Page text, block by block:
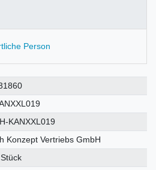
Person
KANXXL019
Konzept Vertriebs GmbH